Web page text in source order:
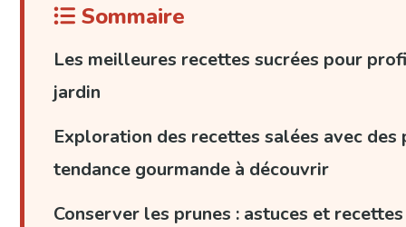
Sommaire
Les meilleures recettes sucrées pour
jardin
Exploration des recettes salées avec des
tendance gourmande à découvrir
Conserver les prunes : astuces et